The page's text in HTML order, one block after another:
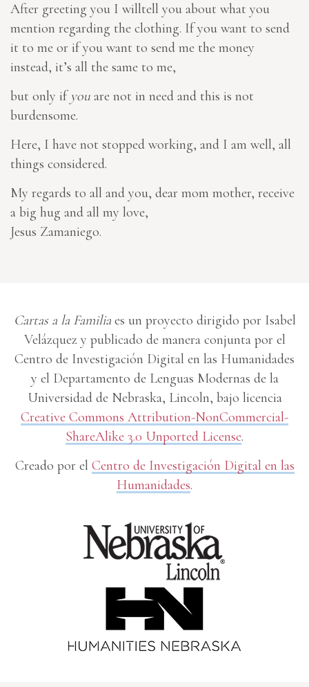
After greeting you I willtell you about what you
mention regarding the clothing. If you want to send
it to me or if you want to send me the money
instead, it’s all the same to me,
but only if you are not in need and this is not
burdensome.
Here, I have not stopped working, and I am well, all
things considered.
My regards to all and you, dear mom mother, receive
a big hug and all my love,
Jesus Zamaniego.
Cartas a la Familiaes un proyecto dirigido por Isabel
Velázquez y publicado de manera conjunta por el
Centro de Investigación Digital en las Humanidades
y el Departamento de Lenguas Modernas de la
Universidad de Nebraska, Lincoln, bajo licencia
Creative Commons Attribution-NonCommercial-
ShareAlike 3.0 Unported License.
Creado por el Centro de Investigación Digital en las
Humanidades.